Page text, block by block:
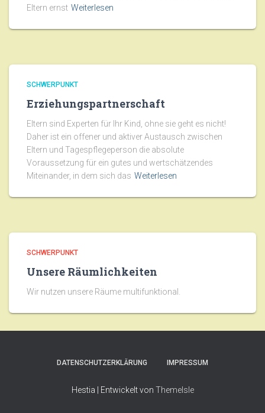
Eltern ernst Weiterlesen
SCHWERPUNKT
Erziehungspartnerschaft
Eltern sind Experten für Ihr Kind, ohne sie geht es nicht!
Daher ist ein offener und aktiver Austausch zwischen
Eltern und Tagespflegeperson die absolute
Voraussetzung für ein gutes und wertschätzendes
Miteinander, in dem sich das Weiterlesen
SCHWERPUNKT
Unsere Räumlichkeiten
Wir nutzen unsere Räume multifunktional.
DATENSCHUTZERKLÄRUNG IMPRESSUM
Hestia | Entwickelt von ThemeIsle